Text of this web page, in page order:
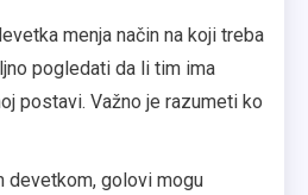
menja način na koji treba
pogledati da li tim ima
postavi. Važno je razumeti ko
devetkom, golovi mogu